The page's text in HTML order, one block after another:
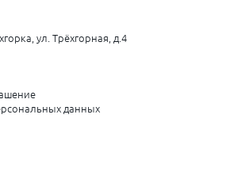
область
ул. Трёхгорная, д.4
данных